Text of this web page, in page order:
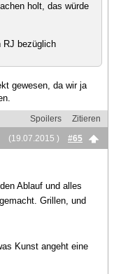
holt, das würde
RJ bezüglich
gewesen, da wir ja
Spoilers
Zitieren
(19.07.2015 )
#65
Ablauf und alles
Grillen, und
Kunst angeht eine